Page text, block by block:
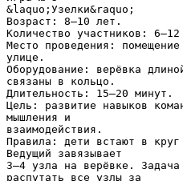
&laquo;Узелки&raquo;
Возраст: 8–10 лет.
Количество участников:
Место проведения:
улице.
Оборудование: верёвка
связаны в кольцо.
Длительность: 15–20 минут.
Цель: развитие навыков
мышления и
взаимодействия.
Правила: дети встают в
Ведущий завязывает
3–4 узла на верёвке.
распутать все узлы за